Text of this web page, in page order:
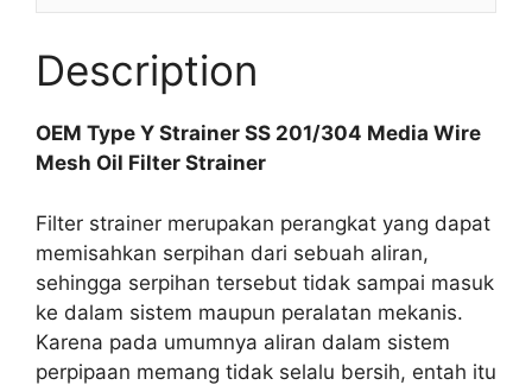
Description
OEM Type Y Strainer SS 201/304 Media Wire
Mesh Oil Filter Strainer
Filter strainer merupakan perangkat yang dapat
memisahkan serpihan dari sebuah aliran,
sehingga serpihan tersebut tidak sampai masuk
ke dalam sistem maupun peralatan mekanis.
Karena pada umumnya aliran dalam sistem
perpipaan memang tidak selalu bersih, entah itu